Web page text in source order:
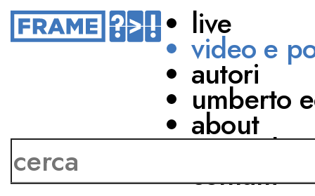
live
video e
autori
umberto
about
network
contatti
UNA LEZIONE DI
STORIA
CON
Alessandro Barbero